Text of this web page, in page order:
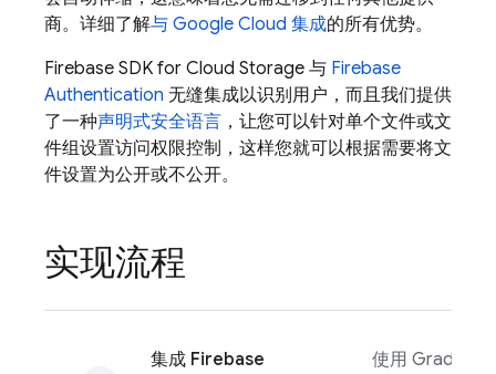
商。详细了解与 Google Cloud 集成的所有优势。
Firebase SDK for Cloud Storage 与 Firebase
Authentication 无缝集成以识别用户，而且我们提供
了一种声明式安全语言 ，让您可以针对单个文件或文
件组设置访问权限控制，这样您就可以根据需要将文
件设置为公开或不公开。
实现流程
集成 Firebase
使用 Gradle、